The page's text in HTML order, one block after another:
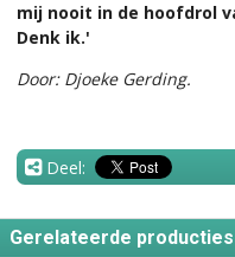
mij nooit in de hoofdrol
Denk ik.'
Door: Djoeke Gerding.
Deel:
Gerelateerde producties